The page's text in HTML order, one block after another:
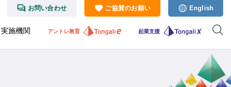
お問い合わせ ご協賛のお願い English
実施機関 アントレ教育 起業支援